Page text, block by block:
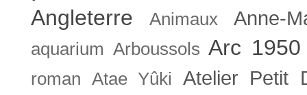
Angleterre Animaux Anne-
aquarium Arboussols Arc 1950
roman Atae Yûki
Atelier Petit